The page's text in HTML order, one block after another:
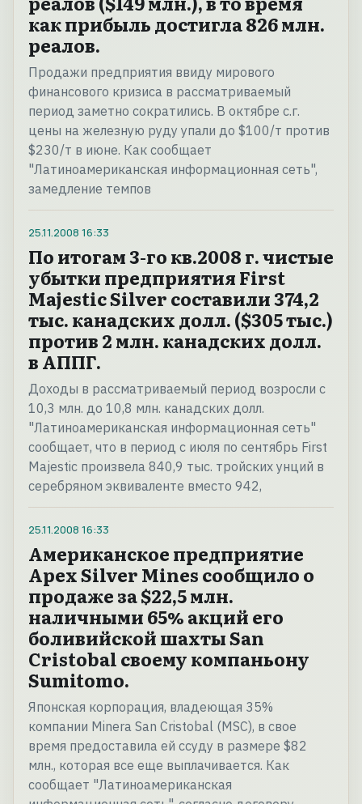
как прибыль достигла 826 млн.
реалов.
Продажи предприятия ввиду мирового
финансового кризиса в рассматриваемый
период заметно сократились. В октябре с.г.
цены на железную руду упали до $100/т против
$230/т в июне. Как сообщает
"Латиноамериканская информационная сеть",
замедление темпов
25.11.2008 16:33
По итогам 3-го кв.2008 г. чистые
убытки предприятия First
Majestic Silver составили 374,2
тыс. канадских долл. ($305 тыс.)
против 2 млн. канадских долл.
в АППГ.
Доходы в рассматриваемый период возросли с
10,3 млн. до 10,8 млн. канадских долл.
"Латиноамериканская информационная сеть"
сообщает, что в период с июля по сентябрь First
Majestic произвела 840,9 тыс. тройских унций в
серебряном эквиваленте вместо 942,
25.11.2008 16:33
Американское предприятие
Apex Silver Mines сообщило о
продаже за $22,5 млн.
наличными 65% акций его
боливийской шахты San
Cristobal своему компаньону
Sumitomo.
Японская корпорация, владеющая 35%
компании Minera San Cristobal (MSC), в свое
время предоставила ей ссуду в размере $82
млн., которая все еще выплачивается. Как
сообщает "Латиноамериканская